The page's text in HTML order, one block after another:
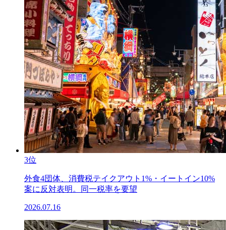
3位
外食4団体、消費税テイクアウト1%・イートイン10%
案に反対表明。同一税率を要望
2026.07.16